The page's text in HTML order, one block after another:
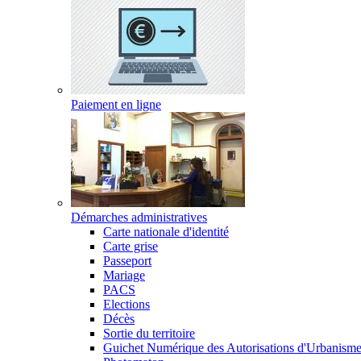
Paiement en ligne
Démarches administratives
Carte nationale d'identité
Carte grise
Passeport
Mariage
PACS
Elections
Décès
Sortie du territoire
Guichet Numérique des Autorisations